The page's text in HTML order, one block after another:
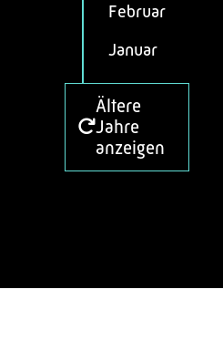
Februar
Januar
Ältere
Jahre
anzeigen